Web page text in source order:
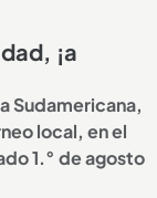
¡a
Sudamericana,
local, en el
1.° de agosto